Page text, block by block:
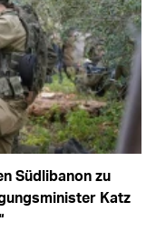
Südlibanon zu
Katz